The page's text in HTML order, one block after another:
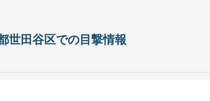
田谷区での目撃情報